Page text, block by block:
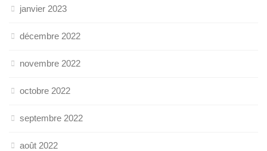
janvier 2023
décembre 2022
novembre 2022
octobre 2022
septembre 2022
août 2022